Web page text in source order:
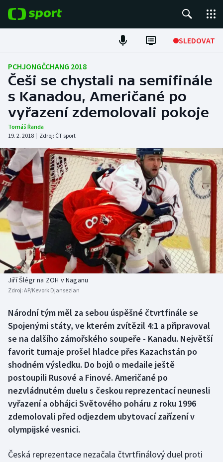
SLEDOVAT
Fotbal
Hokej
Tenis
Atletika
Cyklistika
DALŠÍ SPORTY
Americký fotbal
Baseball a softbal
Basketbal
Biatlon
Box
Curling
Dostihy
Florbal
Futsal
NEPŘEHLÉDNĚTE
Soutěže
Historické návraty
Aplikace ČT sport
PCHJONGČCHANG 2018
Češi se chystali na semifinále
s Kanadou, Američané po
vyřazení zdemolovali pokoje
Tomáš Řanda
19. 2. 2018 | Zdroj: ČT sport
Jiří Šlégr na ZOH v Naganu
Zdroj: AP/Kevork Djansezian
Národní tým měl za sebou úspěšné čtvrtfinále se
Spojenými státy, ve kterém zvítězil 4:1 a připravoval
se na dalšího zámořského soupeře - Kanadu. Největší
favorit turnaje prošel hladce přes Kazachstán po
shodném výsledku. Do bojů o medaile ještě
postoupili Rusové a Finové. Američané po
nezvládnutém duelu s českou reprezentací neunesli
vyřazení a obhájci Světového poháru z roku 1996
zdemolovali před odjezdem ubytovací zařízení v
olympijské vesnici.
Česká reprezentace nezačala čtvrtfinálový duel proti